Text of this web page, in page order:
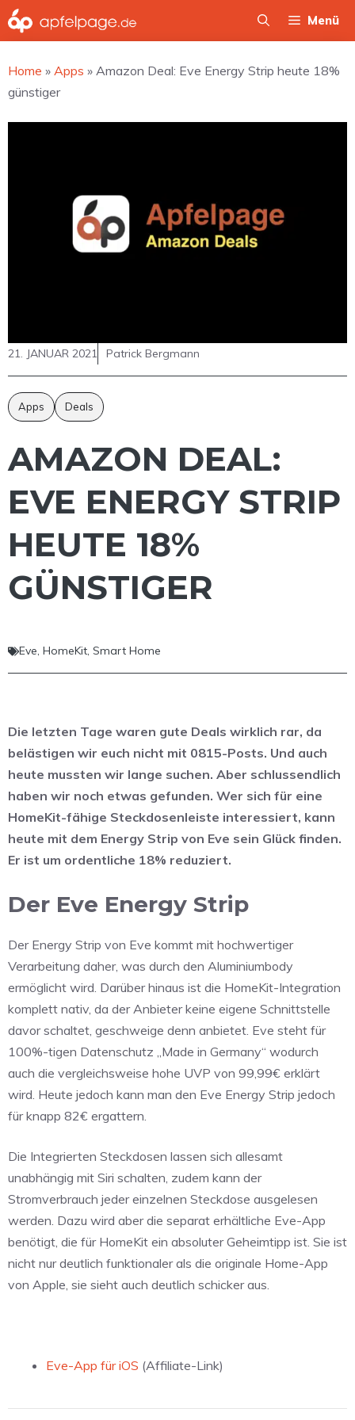
Zum
Inhalt
Menü
Home » Apps » Amazon Deal: Eve Energy Strip heute 18%
günstiger
21. JANUAR 2021 Patrick Bergmann
Apps Deals
AMAZON DEAL:
EVE ENERGY STRIP
HEUTE 18%
GÜNSTIGER
Eve, HomeKit, Smart Home
Die letzten Tage waren gute Deals wirklich rar, da
belästigen wir euch nicht mit 0815-Posts. Und auch
heute mussten wir lange suchen. Aber schlussendlich
haben wir noch etwas gefunden. Wer sich für eine
HomeKit-fähige Steckdosenleiste interessiert, kann
heute mit dem Energy Strip von Eve sein Glück finden.
Er ist um ordentliche 18% reduziert.
Der Eve Energy Strip
Der Energy Strip von Eve kommt mit hochwertiger
Verarbeitung daher, was durch den Aluminiumbody
ermöglicht wird. Darüber hinaus ist die HomeKit-Integration
komplett nativ, da der Anbieter keine eigene Schnittstelle
davor schaltet, geschweige denn anbietet. Eve steht für
100%-tigen Datenschutz „Made in Germany“ wodurch
auch die vergleichsweise hohe UVP von 99,99€ erklärt
wird. Heute jedoch kann man den Eve Energy Strip jedoch
für knapp 82€ ergattern.
Die Integrierten Steckdosen lassen sich allesamt
unabhängig mit Siri schalten, zudem kann der
Stromverbrauch jeder einzelnen Steckdose ausgelesen
werden. Dazu wird aber die separat erhältliche Eve-App
benötigt, die für HomeKit ein absoluter Geheimtipp ist. Sie ist
nicht nur deutlich funktionaler als die originale Home-App
von Apple, sie sieht auch deutlich schicker aus.
Eve-App für iOS (Affiliate-Link)